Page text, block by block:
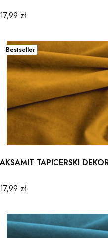
Cena
17,99 zł
Bestseller
AKSAMIT TAPICERSKI
Cena
17,99 zł